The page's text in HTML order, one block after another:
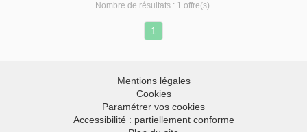
Nombre de résultats : 1 offre(s)
1
Mentions légales
Cookies
Paramétrer vos cookies
Accessibilité : partiellement conforme